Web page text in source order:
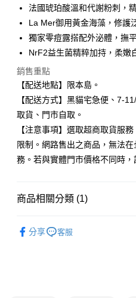
華南商業銀行
國泰世華商業銀行
臺灣中小企業銀行
匯豐（台灣）商業銀行
聯邦商業銀行
玉山商業銀行
台新國際商業銀行
台灣樂天信用卡公司
Apple Pay
悠遊付
Google Pay
全盈+PAY
大哥付你分期
相關說明
2.付款方式選擇「大哥付你分期」
3.實際核准額度、可分期數及費用
4.訂單成立30分鐘內，如未前往確
法國琥珀酸溫和代謝粉刺，
La Mer御用黃金海藻，修護
獨家零痘露搭配外泌體，撫
NrF2益生菌精粹加持，柔嫩
銷售重點
【配送地點】限本島。
【配送方式】黑貓宅急便、7-
取貨、門市自取。
【注意事項】選取超商取貨服
限制。網路售出之商品，無法
務。若與實體門市價格不同時，
商品相關分類 (1)
分享
客服